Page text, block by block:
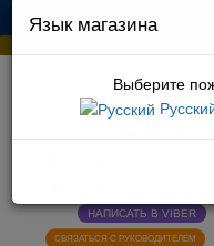
НАПИСАТЬ В VIBER
СВЯЗАТЬСЯ С РУКОВОДИТЕЛЕМ
Выберите